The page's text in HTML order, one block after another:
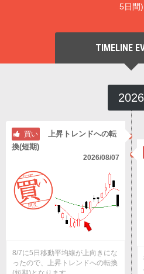
5日間)
TIMELINE
2026
買い
上昇トレンドへの転
換(短期)
2026/08/07
8/7に5日移動平均線が上向きにな
ったので、上昇トレンドへの転換